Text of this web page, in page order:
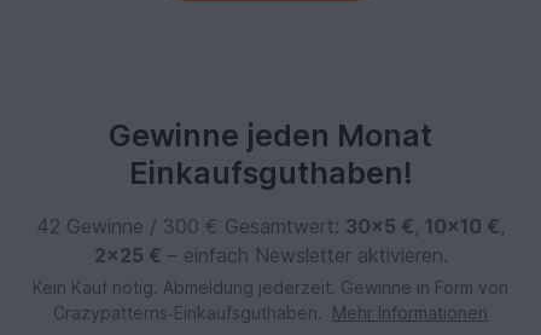
Gewinne jeden Monat
Einkaufsguthaben!
42 Gewinne / 300 € Gesamtwert: 30×5 €, 10×10 €,
2×25 € – einfach Newsletter aktivieren.
Kein Kauf nötig. Abmeldung jederzeit. Gewinne in Form von
Crazypatterns‑Einkaufsguthaben.
Mehr Informationen